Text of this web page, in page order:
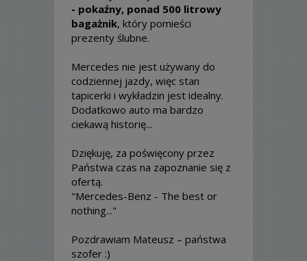
- pokaźny, ponad 500 litrowy
bagażnik, który pomieści
prezenty ślubne.
Mercedes nie jest używany do
codziennej jazdy, więc stan
tapicerki i wykładzin jest idealny.
Dodatkowo auto ma bardzo
ciekawą historię...
Dziękuję, za poświęcony przez
Państwa czas na zapoznanie się z
ofertą.
"Mercedes-Benz - The best or
nothing..."
Pozdrawiam Mateusz – państwa
szofer :)